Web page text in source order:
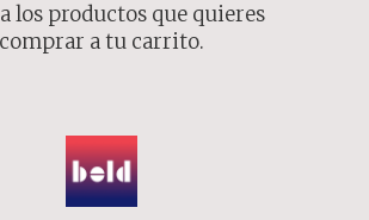
los productos que quieres
comprar a tu carrito.